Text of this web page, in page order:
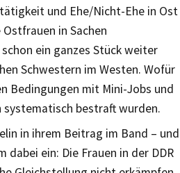
und Ehe/Nicht-Ehe in Ost
in Sachen
ein ganzes Stück weiter
Schwestern im Westen. Wofür
Bedingungen mit Mini-Jobs und
bestraft wurden.
in ihrem Beitrag im Band – und
dabei ein: Die Frauen in der DDR